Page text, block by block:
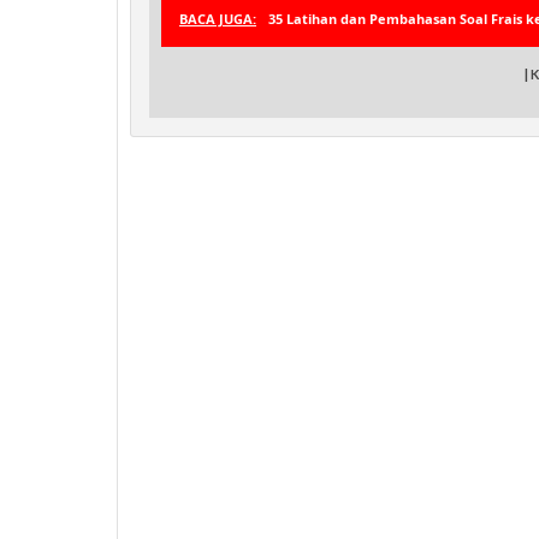
BACA JUGA: 35 Latihan dan Pembahasan Soal Frais
|